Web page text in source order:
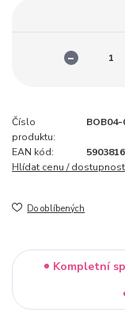
Číslo
produktu:
BOB04-
EAN kód:
Hlídat cenu / dostupnost
Do oblíbených
Kompletní